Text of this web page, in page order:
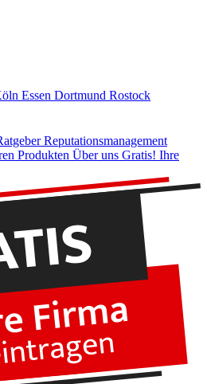
Essen Dortmund Rostock
Reputationsmanagement
Produkten Über uns Gratis! Ihre